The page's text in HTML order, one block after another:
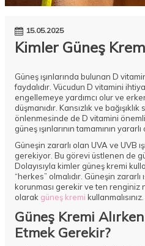
15.05.2025
Kimler Güneş
Güneş ışınlarında bulunan D
faydalıdır. Vücudun D vitamini
engellemeye yardımcı olur ve
düşmanıdır. Kansızlık ve
önlenmesinde de D vitamini
güneş ışınlarının tamamının
Güneşin zararlı olan UVA ve UVB
gerekiyor. Bu görevi üstlenen de
Dolayısıyla kimler güneş kremi
“herkes” olmalıdır. Güneşin zararlı
korunması gerekir ve ten renginiz
olarak güneş kremi kullanmalısınız.
Güneş Kremi
Etmek Gerekir?